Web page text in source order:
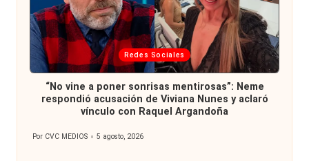
Publicada
en
Redes Sociales
“No vine a poner sonrisas mentirosas”: Neme
respondió acusación de Viviana Nunes y aclaró
vínculo con Raquel Argandoña
Publicado
Por CVC MEDIOS 5 agosto, 2026